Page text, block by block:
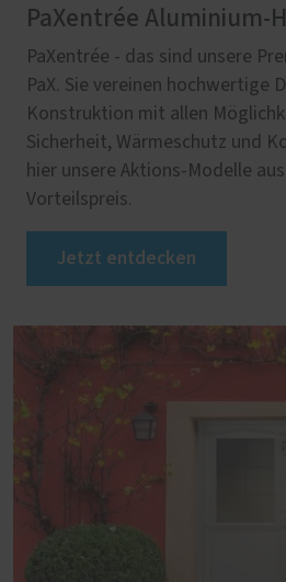
PaXentrée Aluminium-
PaXentrée - das sind unsere
PaX. Sie vereinen hochwertige
Konstruktion mit allen
Sicherheit, Wärmeschutz und
hier unsere Aktions-Modelle
Vorteilspreis.
Jetzt entdecken